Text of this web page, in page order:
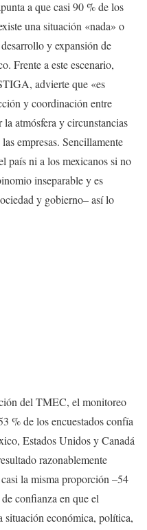
a que casi 90 % de los
una situación «nada» o
y expansión de
Frente a este escenario,
advierte que «es
y coordinación entre
atmósfera y circunstancias
empresas. Sencillamente
país ni a los mexicanos si no
inseparable y es
y gobierno– así lo
del TMEC, el monitoreo
% de los encuestados confía
Estados Unidos y Canadá
razonablemente
la misma proporción –54
confianza en que el
situación económica, política,